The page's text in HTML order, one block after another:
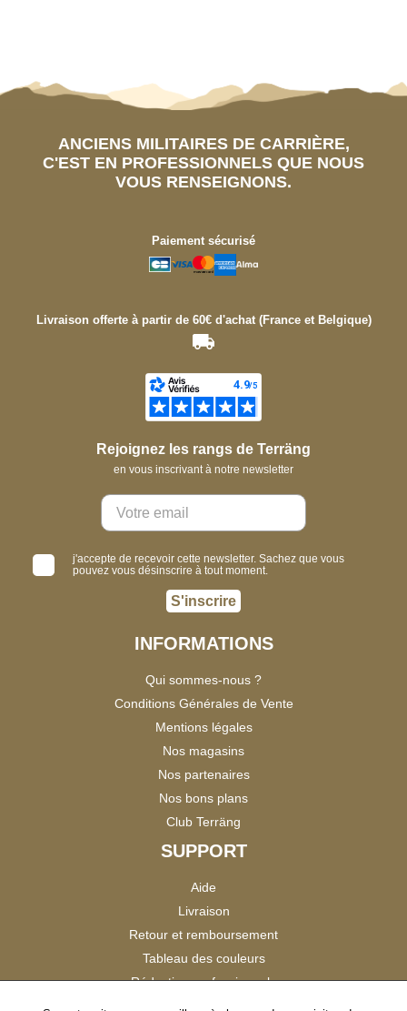
ANCIENS MILITAIRES DE CARRIÈRE,
C'EST EN PROFESSIONNELS QUE NOUS
VOUS RENSEIGNONS.
Paiement sécurisé
Livraison offerte à partir de 60€ d'achat (France et Belgique)
Rejoignez les rangs de Terräng
en vous inscrivant à notre newsletter
j'accepte de recevoir cette newsletter. Sachez que vous
pouvez vous désinscrire à tout moment.
S'inscrire
INFORMATIONS
Qui sommes-nous ?
Conditions Générales de Vente
Mentions légales
Nos magasins
Nos partenaires
Nos bons plans
Club Terräng
SUPPORT
Aide
Livraison
Retour et remboursement
Tableau des couleurs
Réduction professionnels